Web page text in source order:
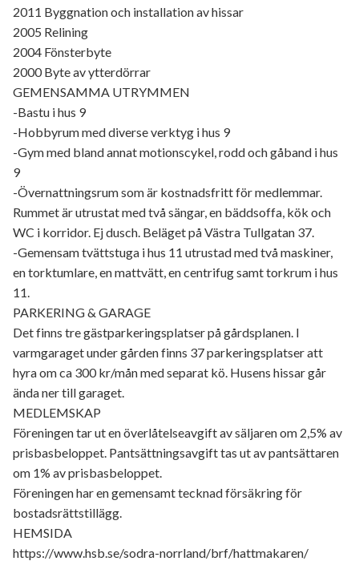
2011 Byggnation och installation av hissar
2005 Relining
2004 Fönsterbyte
2000 Byte av ytterdörrar
GEMENSAMMA UTRYMMEN
-Bastu i hus 9
-Hobbyrum med diverse verktyg i hus 9
-Gym med bland annat motionscykel, rodd och gåband i hus
9
-Övernattningsrum som är kostnadsfritt för medlemmar.
Rummet är utrustat med två sängar, en bäddsoffa, kök och
WC i korridor. Ej dusch. Beläget på Västra Tullgatan 37.
-Gemensam tvättstuga i hus 11 utrustad med två maskiner,
en torktumlare, en mattvätt, en centrifug samt torkrum i hus
11.
PARKERING & GARAGE
Det finns tre gästparkeringsplatser på gårdsplanen. I
varmgaraget under gården finns 37 parkeringsplatser att
hyra om ca 300 kr/mån med separat kö. Husens hissar går
ända ner till garaget.
MEDLEMSKAP
Föreningen tar ut en överlåtelseavgift av säljaren om 2,5% av
prisbasbeloppet. Pantsättningsavgift tas ut av pantsättaren
om 1% av prisbasbeloppet.
Föreningen har en gemensamt tecknad försäkring för
bostadsrättstillägg.
HEMSIDA
https://www.hsb.se/sodra-norrland/brf/hattmakaren/